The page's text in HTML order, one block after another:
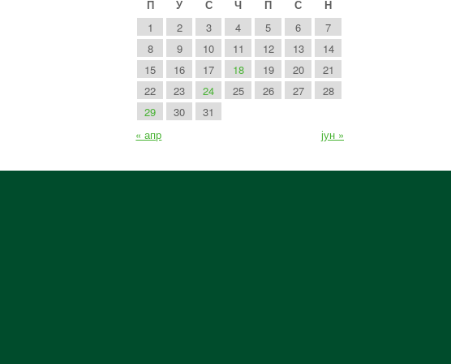
П
У С Ч П С
Н
1
2 3 4 5 6
7
8
9 10 11 12 13
14
15
16 17 18 19 20
21
22
23 24 25 26 27
28
29
30
31
« апр
јун »